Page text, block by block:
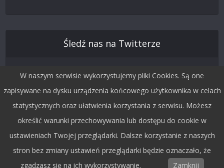
Śledź nas na Twitterze
Copyright © 2015 by Dobra Fala.
W naszym serwisie wykorzystujemy pliki Cookies. Są one
zapisywane na dysku urządzenia końcowego użytkownika w celach
statystycznych oraz ułatwienia korzystania z serwisu. Możesz
określić warunki przechowywania lub dostępu do cookie w
ustawieniach Twojej przeglądarki. Dalsze korzystanie z naszych
stron bez zmiany ustawień przeglądarki będzie oznaczało, że
zgadzasz się na ich wykorzystywanie.
Zamknij